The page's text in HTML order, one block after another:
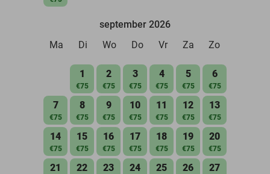
september 2026
Ma
Di Wo Do Vr Za Zo
1
€75
2
€75
3
€75
4
€75
5
€75
6
€75
7
€75
8
€75
9
€75
10
€75
11
€75
12
€75
13
€75
14
€75
15
€75
16
€75
17
€75
18
€75
19
€75
20
€75
21 22 23 24 25 26 27